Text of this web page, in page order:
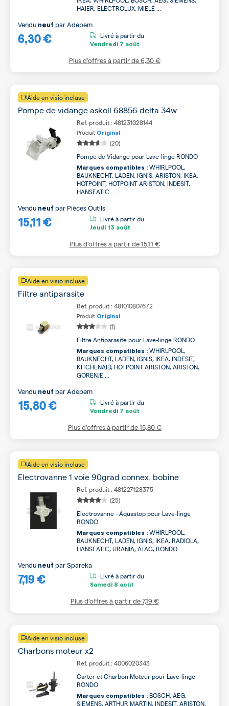
HAIER, ELECTROLUX, MIELE ...
6,30 €
Vendu neuf parAdepem
Livré à partir du
Vendredi 7 août
Plus d’offres à partir de6,30 €
Aide en visio incluse
Pompe de vidange askoll 68856 delta 34w
Ref. produit : 481231028144
Produit Original
(20)
Pompe de Vidange pour Lave-linge RONDO
Marques compatibles : WHIRLPOOL,
BAUKNECHT, LADEN, IGNIS, ARISTON, IKEA,
HOTPOINT, HOTPOINT ARISTON, INDESIT,
HANSEATIC ...
15,11 €
Vendu neuf par Pièces Outils
Livré à partir du
Jeudi 13 août
Plus d’offres à partir de15,11 €
Aide en visio incluse
Filtre antiparasite
Ref. produit : 481010807672
Produit Original
(1)
Filtre Antiparasite pour Lave-linge RONDO
Marques compatibles : WHIRLPOOL,
BAUKNECHT, LADEN, IGNIS, IKEA, INDESIT,
KITCHENAID, HOTPOINT ARISTON, ARISTON,
GORENJE ...
15,80 €
Vendu neuf parAdepem
Livré à partir du
Vendredi 7 août
Plus d’offres à partir de15,80 €
Aide en visio incluse
Electrovanne 1 voie 90grad connex. bobine
Ref. produit : 481227128375
(25)
Electrovanne - Aquastop pour Lave-linge
RONDO
Marques compatibles : WHIRLPOOL,
BAUKNECHT, LADEN, IGNIS, IKEA, RADIOLA,
HANSEATIC, URANIA, ATAG, RONDO ...
7,19 €
Vendu neuf parSpareka
Livré à partir du
Samedi 8 août
Plus d’offres à partir de7,19 €
Aide en visio incluse
Charbons moteur x2
Ref. produit : 4006020343
Carter et Charbon Moteur pour Lave-linge
RONDO
Marques compatibles : BOSCH, AEG,
SIEMENS, ARTHUR MARTIN, INDESIT, ARISTON,